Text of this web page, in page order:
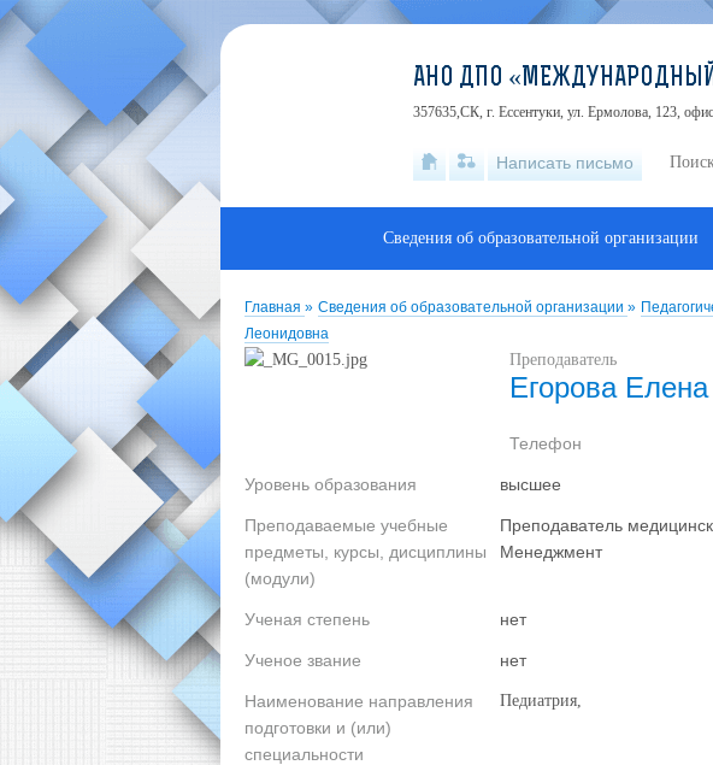
Главная » Сведения об образовательной организации »
Леонидовна
Преподаватель
Егорова
Телефон
Уровень образования высшее
Преподаваемые учебные
предметы, курсы, дисциплины
(модули)
Преподаватель
Менеджмент
Ученая степень нет
Ученое звание нет
Наименование направления
подготовки и (или)
специальности
Педиатрия,
АНО ДПО
357635,СК, г. Ессентуки, ул. Ермолова, 123,
Написать письмо
Сведения об образовательной организации